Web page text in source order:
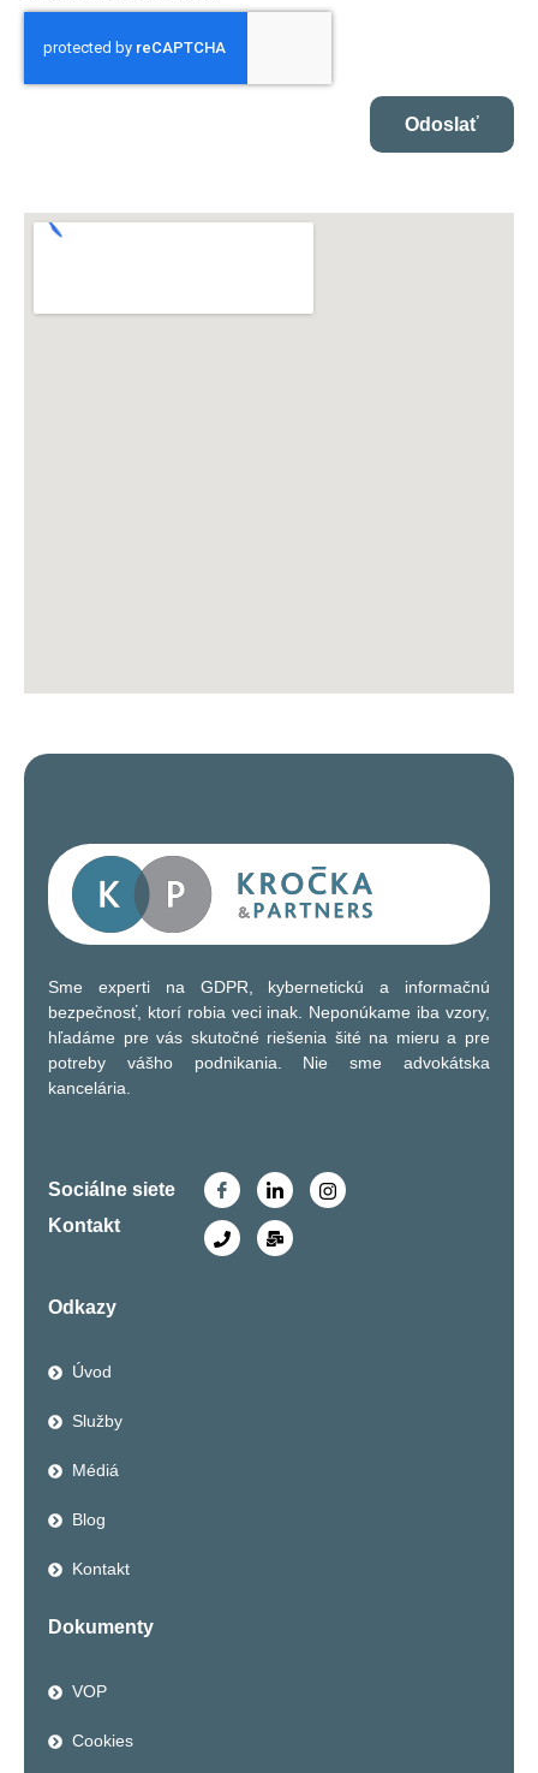
Odoslať
Sme experti na GDPR, kybernetickú a informačnú
bezpečnosť, ktorí robia veci inak. Neponúkame iba vzory,
hľadáme pre vás skutočné riešenia šité na mieru a pre
potreby vášho podnikania. Nie sme advokátska
kancelária.
Sociálne siete
Kontakt
Odkazy
Úvod
Služby
Médiá
Blog
Kontakt
Dokumenty
VOP
Cookies